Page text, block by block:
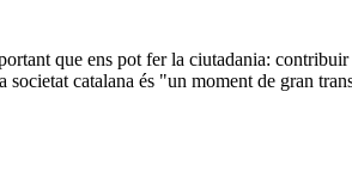
que ens pot fer la ciutadania:
societat catalana és "un moment de gran